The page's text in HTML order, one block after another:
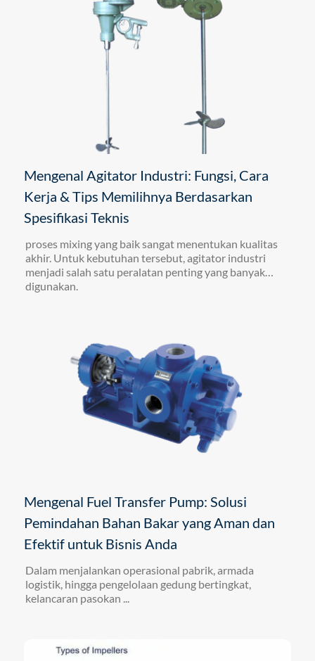
Mengenal Agitator Industri: Fungsi, Cara
Kerja & Tips Memilihnya Berdasarkan
Spesifikasi Teknis
proses mixing yang baik sangat menentukan kualitas
akhir. Untuk kebutuhan tersebut, agitator industri
menjadi salah satu peralatan penting yang banyak
digunakan.
Mengenal Fuel Transfer Pump: Solusi
Pemindahan Bahan Bakar yang Aman dan
Efektif untuk Bisnis Anda
Dalam menjalankan operasional pabrik, armada
logistik, hingga pengelolaan gedung bertingkat,
kelancaran pasokan ...